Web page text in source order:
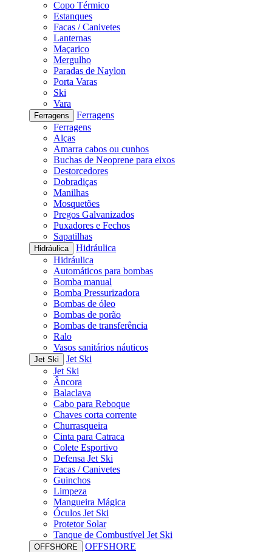
Copo Térmico
Estanques
Facas / Canivetes
Lanternas
Maçarico
Mergulho
Paradas de Naylon
Porta Varas
Ski
Vara
Ferragens
Ferragens
Ferragens
Alças
Amarra cabos ou cunhos
Buchas de Neoprene para eixos
Destorcedores
Dobradiças
Manilhas
Mosquetões
Pregos Galvanizados
Puxadores e Fechos
Sapatilhas
Hidráulica
Hidráulica
Hidráulica
Automáticos para bombas
Bomba manual
Bomba Pressurizadora
Bombas de óleo
Bombas de porão
Bombas de transferência
Ralo
Vasos sanitários náuticos
Jet Ski
Jet Ski
Jet Ski
Âncora
Balaclava
Cabo para Reboque
Chaves corta corrente
Churrasqueira
Cinta para Catraca
Colete Esportivo
Defensa Jet Ski
Facas / Canivetes
Guinchos
Limpeza
Mangueira Mágica
Óculos Jet Ski
Protetor Solar
Tanque de Combustível Jet Ski
OFFSHORE
OFFSHORE